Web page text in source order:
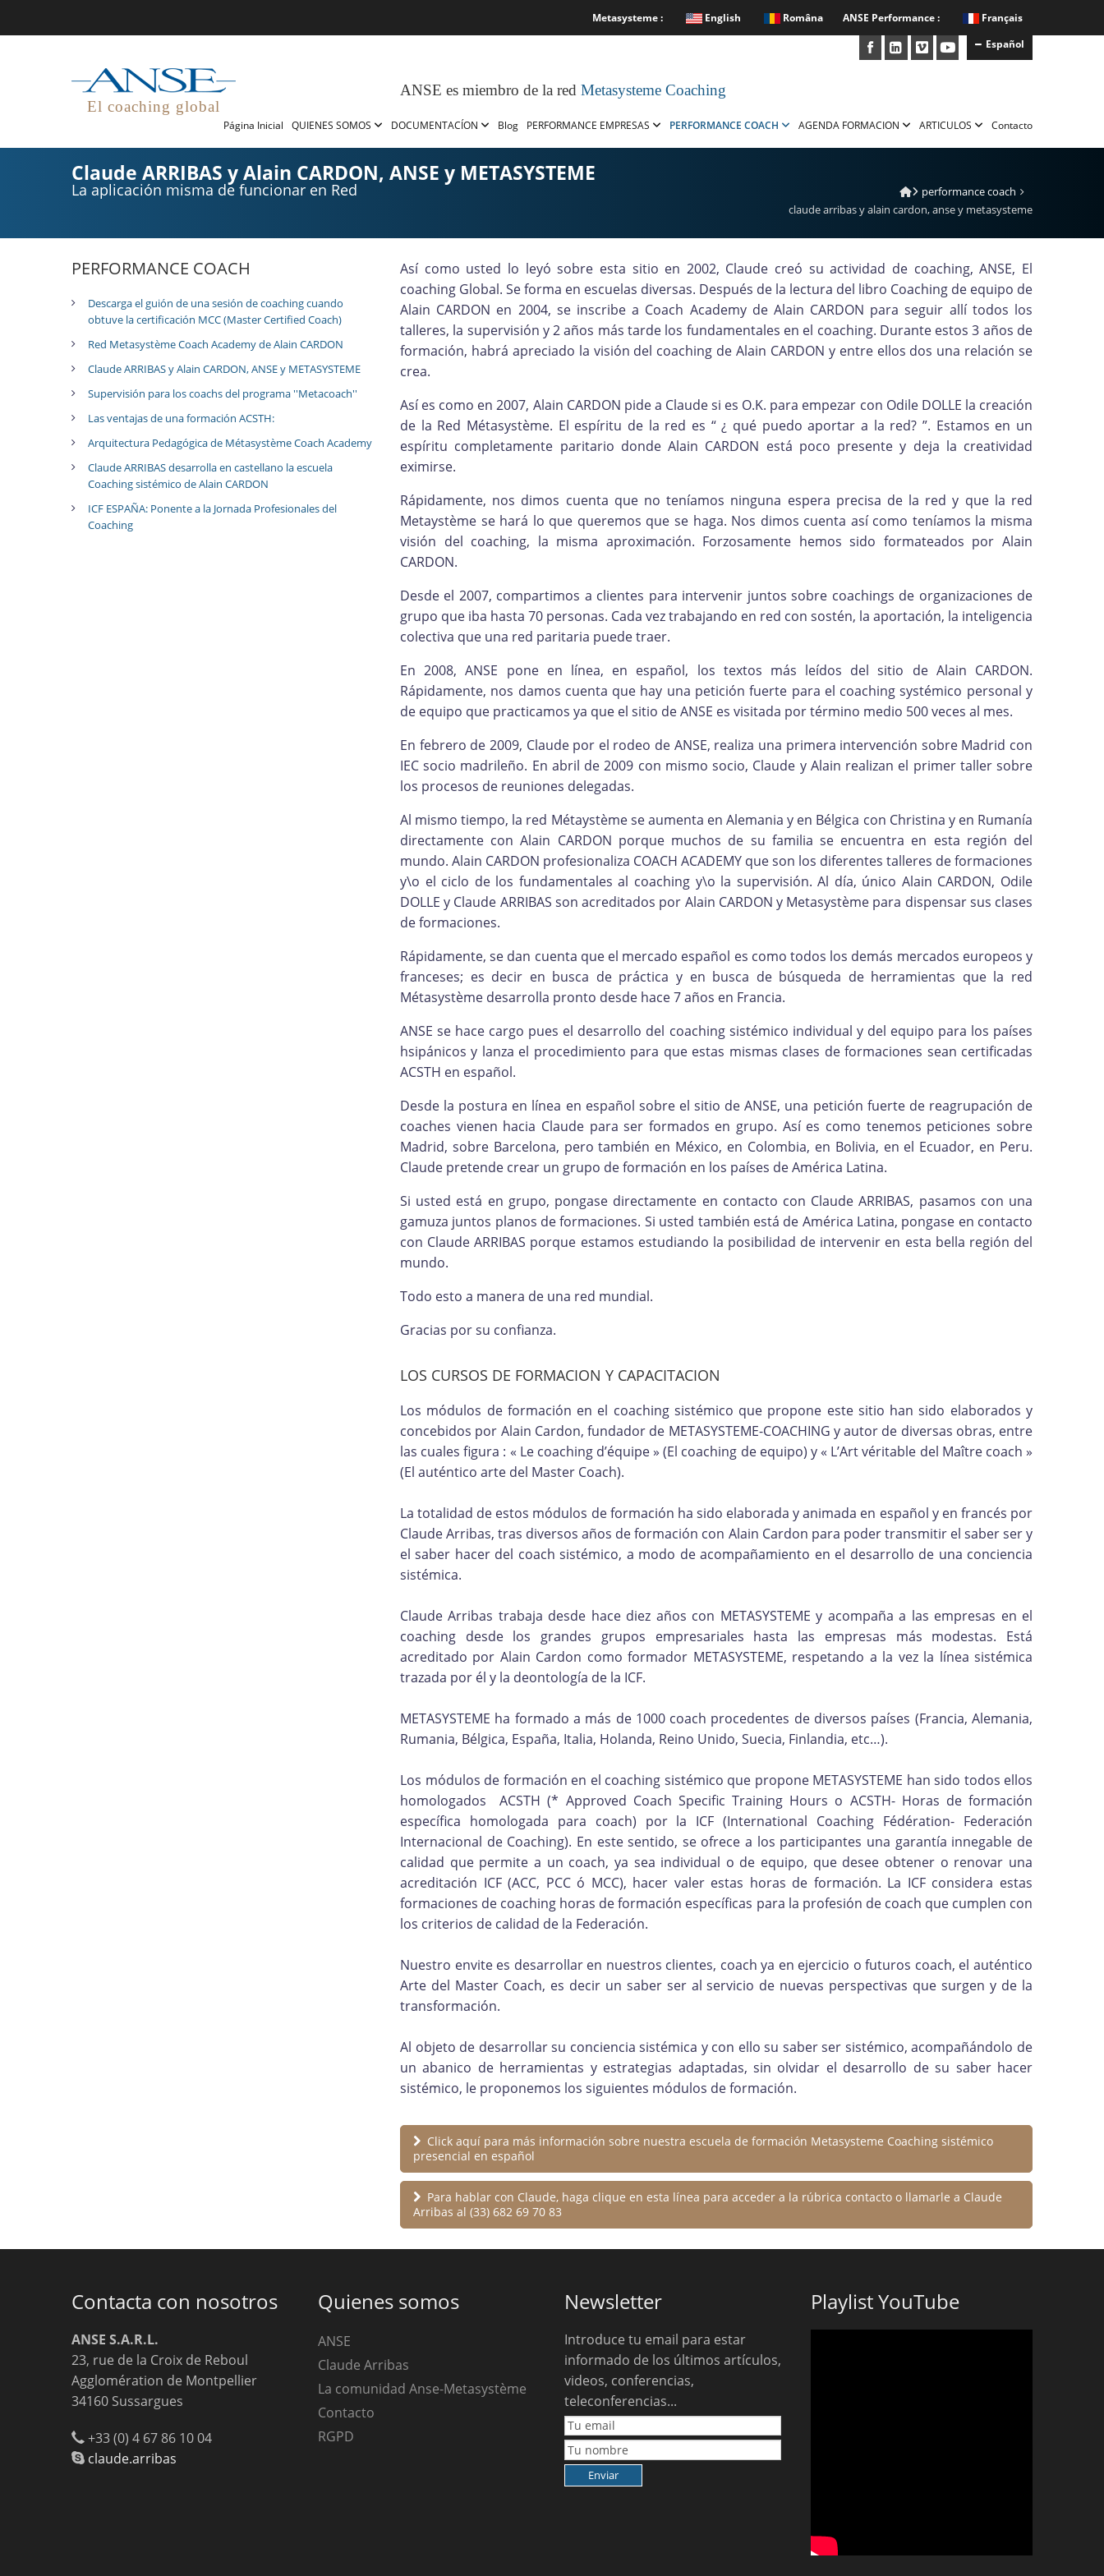
ANSE Performance : Français
Metasysteme : English
Româna
Español
El coaching global
ANSE es miembro de la red Metasysteme Coaching
Página Inicial QUIENES SOMOS DOCUMENTACÍON Blog PERFORMANCE EMPRESAS PERFORMANCE COACH AGENDA FORMACION ARTICULOS Contacto
Claude ARRIBAS y Alain CARDON, ANSE y METASYSTEME
La aplicación misma de funcionar en Red
performance coach
claude arribas y alain cardon, anse y metasysteme
PERFORMANCE COACH
Descarga el guión de una sesión de coaching cuando
obtuve la certificación MCC (Master Certified Coach)
Red Metasystème Coach Academy de Alain CARDON
Claude ARRIBAS y Alain CARDON, ANSE y METASYSTEME
Supervisión para los coachs del programa ''Metacoach''
Las ventajas de una formación ACSTH:
Arquitectura Pedagógica de Métasystème Coach Academy
Claude ARRIBAS desarrolla en castellano la escuela
Coaching sistémico de Alain CARDON
ICF ESPAÑA: Ponente a la Jornada Profesionales del
Coaching
Así como usted lo leyó sobre esta sitio en 2002, Claude creó su actividad de coaching, ANSE, El
coaching Global. Se forma en escuelas diversas. Después de la lectura del libro Coaching de equipo de
Alain CARDON en 2004, se inscribe a Coach Academy de Alain CARDON para seguir allí todos los
talleres, la supervisión y 2 años más tarde los fundamentales en el coaching. Durante estos 3 años de
formación, habrá apreciado la visión del coaching de Alain CARDON y entre ellos dos una relación se
crea.
Así es como en 2007, Alain CARDON pide a Claude si es O.K. para empezar con Odile DOLLE la creación
de la Red Métasystème. El espíritu de la red es “ ¿ qué puedo aportar a la red? ”. Estamos en un
espíritu completamente paritario donde Alain CARDON está poco presente y deja la creatividad
eximirse.
Rápidamente, nos dimos cuenta que no teníamos ninguna espera precisa de la red y que la red
Metaystème se hará lo que queremos que se haga. Nos dimos cuenta así como teníamos la misma
visión del coaching, la misma aproximación. Forzosamente hemos sido formateados por Alain
CARDON.
Desde el 2007, compartimos a clientes para intervenir juntos sobre coachings de organizaciones de
grupo que iba hasta 70 personas. Cada vez trabajando en red con sostén, la aportación, la inteligencia
colectiva que una red paritaria puede traer.
En 2008, ANSE pone en línea, en español, los textos más leídos del sitio de Alain CARDON.
Rápidamente, nos damos cuenta que hay una petición fuerte para el coaching systémico personal y
de equipo que practicamos ya que el sitio de ANSE es visitada por término medio 500 veces al mes.
En febrero de 2009, Claude por el rodeo de ANSE, realiza una primera intervención sobre Madrid con
IEC socio madrileño. En abril de 2009 con mismo socio, Claude y Alain realizan el primer taller sobre
los procesos de reuniones delegadas.
Al mismo tiempo, la red Métaystème se aumenta en Alemania y en Bélgica con Christina y en Rumanía
directamente con Alain CARDON porque muchos de su familia se encuentra en esta región del
mundo. Alain CARDON profesionaliza COACH ACADEMY que son los diferentes talleres de formaciones
y\o el ciclo de los fundamentales al coaching y\o la supervisión. Al día, único Alain CARDON, Odile
DOLLE y Claude ARRIBAS son acreditados por Alain CARDON y Metasystème para dispensar sus clases
de formaciones.
Rápidamente, se dan cuenta que el mercado español es como todos los demás mercados europeos y
franceses; es decir en busca de práctica y en busca de búsqueda de herramientas que la red
Métasystème desarrolla pronto desde hace 7 años en Francia.
ANSE se hace cargo pues el desarrollo del coaching sistémico individual y del equipo para los países
hsipánicos y lanza el procedimiento para que estas mismas clases de formaciones sean certificadas
ACSTH en español.
Desde la postura en línea en español sobre el sitio de ANSE, una petición fuerte de reagrupación de
coaches vienen hacia Claude para ser formados en grupo. Así es como tenemos peticiones sobre
Madrid, sobre Barcelona, pero también en México, en Colombia, en Bolivia, en el Ecuador, en Peru.
Claude pretende crear un grupo de formación en los países de América Latina.
Si usted está en grupo, pongase directamente en contacto con Claude ARRIBAS, pasamos con una
gamuza juntos planos de formaciones. Si usted también está de América Latina, pongase en contacto
con Claude ARRIBAS porque estamos estudiando la posibilidad de intervenir en esta bella región del
mundo.
Todo esto a manera de una red mundial.
Gracias por su confianza.
LOS CURSOS DE FORMACION Y CAPACITACION
Los módulos de formación en el coaching sistémico que propone este sitio han sido elaborados y
concebidos por Alain Cardon, fundador de METASYSTEME-COACHING y autor de diversas obras, entre
las cuales figura : « Le coaching d’équipe » (El coaching de equipo) y « L’Art véritable del Maître coach »
(El auténtico arte del Master Coach).
La totalidad de estos módulos de formación ha sido elaborada y animada en español y en francés por
Claude Arribas, tras diversos años de formación con Alain Cardon para poder transmitir el saber ser y
el saber hacer del coach sistémico, a modo de acompañamiento en el desarrollo de una conciencia
sistémica.
Claude Arribas trabaja desde hace diez años con METASYSTEME y acompaña a las empresas en el
coaching desde los grandes grupos empresariales hasta las empresas más modestas. Está
acreditado por Alain Cardon como formador METASYSTEME, respetando a la vez la línea sistémica
trazada por él y la deontología de la ICF.
METASYSTEME ha formado a más de 1000 coach procedentes de diversos países (Francia, Alemania,
Rumania, Bélgica, España, Italia, Holanda, Reino Unido, Suecia, Finlandia, etc…).
Los módulos de formación en el coaching sistémico que propone METASYSTEME han sido todos ellos
homologados ACSTH (* Approved Coach Specific Training Hours o ACSTH- Horas de formación
específica homologada para coach) por la ICF (International Coaching Fédération- Federación
Internacional de Coaching). En este sentido, se ofrece a los participantes una garantía innegable de
calidad que permite a un coach, ya sea individual o de equipo, que desee obtener o renovar una
acreditación ICF (ACC, PCC ó MCC), hacer valer estas horas de formación. La ICF considera estas
formaciones de coaching horas de formación específicas para la profesión de coach que cumplen con
los criterios de calidad de la Federación.
Nuestro envite es desarrollar en nuestros clientes, coach ya en ejercicio o futuros coach, el auténtico
Arte del Master Coach, es decir un saber ser al servicio de nuevas perspectivas que surgen y de la
transformación.
Al objeto de desarrollar su conciencia sistémica y con ello su saber ser sistémico, acompañándolo de
un abanico de herramientas y estrategias adaptadas, sin olvidar el desarrollo de su saber hacer
sistémico, le proponemos los siguientes módulos de formación.
Click aquí para más información sobre nuestra escuela de formación Metasysteme Coaching sistémico
presencial en español
Para hablar con Claude, haga clique en esta línea para acceder a la rúbrica contacto o llamarle a Claude
Arribas al (33) 682 69 70 83
Contacta con nosotros
ANSE S.A.R.L.
23, rue de la Croix de Reboul
Agglomération de Montpellier
34160 Sussargues
+33 (0) 4 67 86 10 04
claude.arribas
Quienes somos
ANSE
Claude Arribas
La comunidad Anse-Metasystème
Contacto
RGPD
Newsletter
Introduce tu email para estar
informado de los últimos artículos,
videos, conferencias,
teleconferencias...
Playlist YouTube